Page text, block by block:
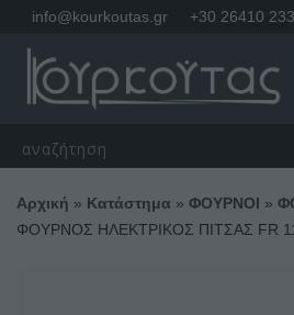
info@kourkoutas.gr +30 26410
Αρχική » Κατάστημα » ΦΟΥΡΝΟΙ »
ΦΟΥΡΝΟΣ ΗΛΕΚΤΡΙΚΟΣ ΠΙΤΣΑΣ FR